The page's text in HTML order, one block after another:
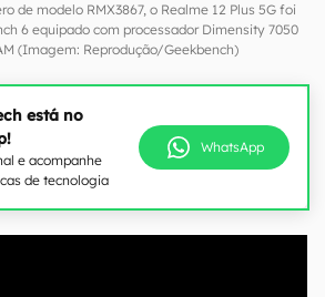
de modelo RMX3867, o Realme 12 Plus 5G foi
6 equipado com processador Dimensity 7050
(Imagem: Reprodução/Geekbench)
está no
e acompanhe
de tecnologia
WhatsApp